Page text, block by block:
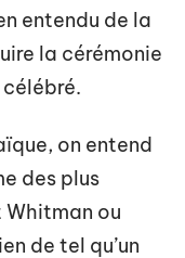
entendu de la
la cérémonie
on entend
des plus
ou
de tel qu’un